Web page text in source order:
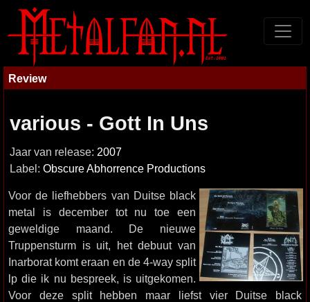
Review
various - Gott In Uns
Jaar van release: 2007
Label: Obscure Abhorrence Productions
Voor de liefhebbers van Duitse black
metal is december tot nu toe een
geweldige maand. De nieuwe
Truppensturm is uit, het debuut van
Inarborat komt eraan en de 4-way split
lp die ik nu bespreek, is uitgekomen.
Voor deze split hebben maar liefst vier Duitse black